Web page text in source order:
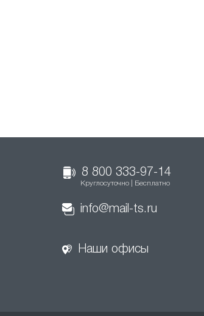
8 800 333-97-14
Круглосуточно | Бесплатно
info@mail-ts.ru
Наши офисы